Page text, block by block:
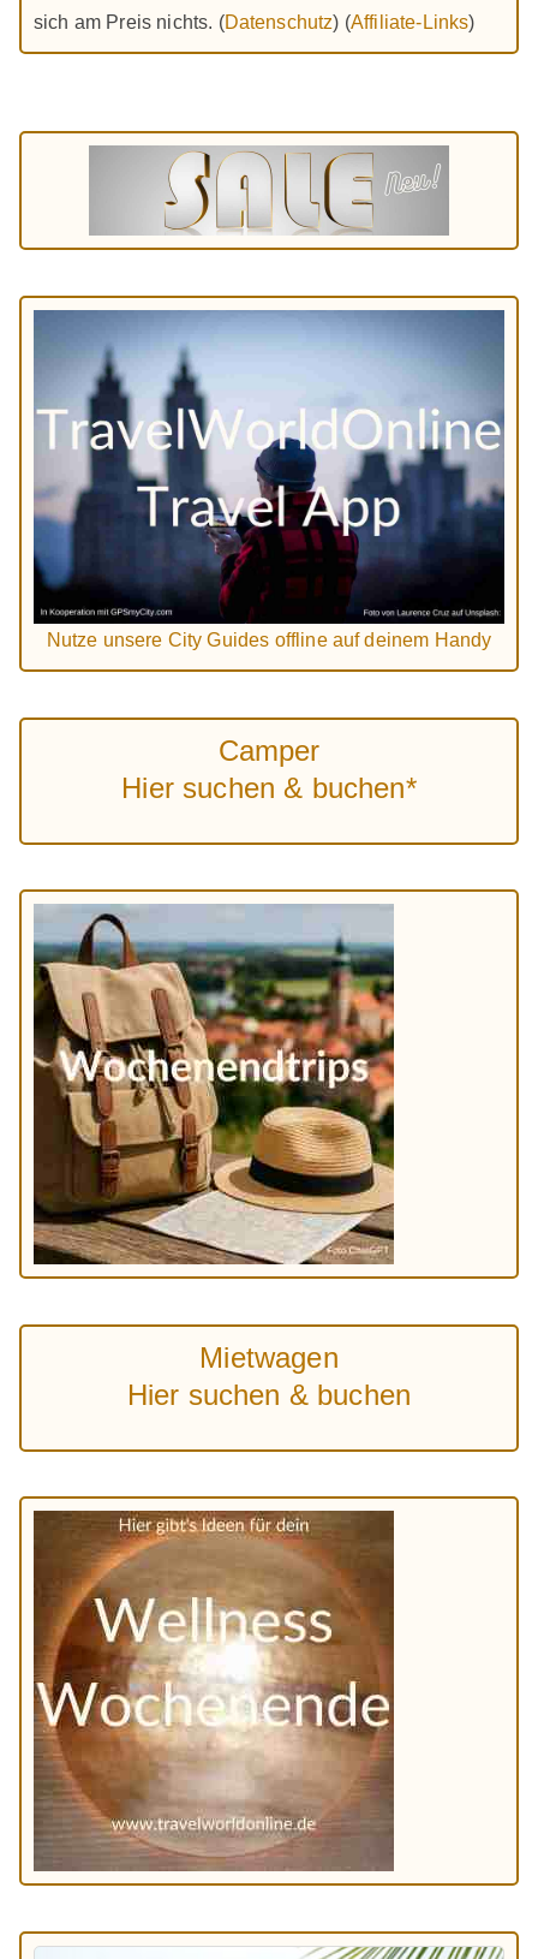
sich am Preis nichts. (Datenschutz) (Affiliate-Links)
Nutze unsere City Guides offline auf deinem Handy
Camper
Hier suchen & buchen*
Mietwagen
Hier suchen & buchen